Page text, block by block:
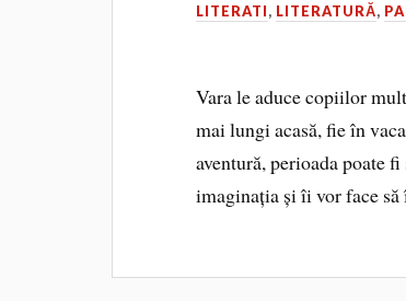
LITERATI, LITERATURĂ,
Vara le aduce copiilor
mai lungi acasă, fie în
aventură, perioada poate
imaginația și îi vor face